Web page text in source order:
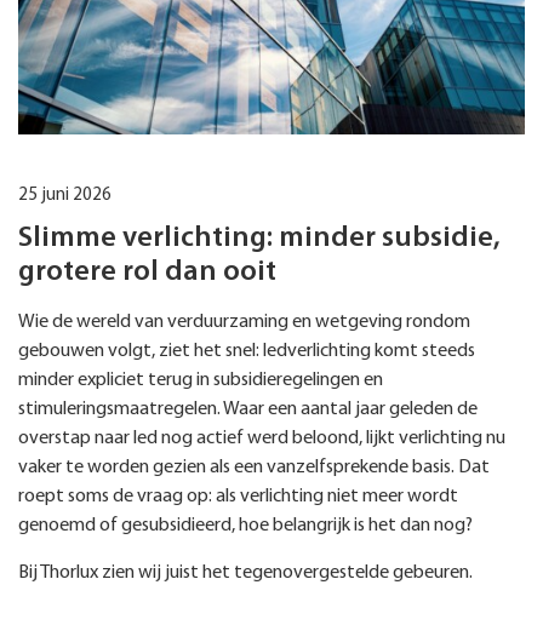
25 juni 2026
Slimme verlichting: minder subsidie,
grotere rol dan ooit
Wie de wereld van verduurzaming en wetgeving rondom
gebouwen volgt, ziet het snel: ledverlichting komt steeds
minder expliciet terug in subsidieregelingen en
stimuleringsmaatregelen. Waar een aantal jaar geleden de
overstap naar led nog actief werd beloond, lijkt verlichting nu
vaker te worden gezien als een vanzelfsprekende basis. Dat
roept soms de vraag op: als verlichting niet meer wordt
genoemd of gesubsidieerd, hoe belangrijk is het dan nog?
Bij Thorlux zien wij juist het tegenovergestelde gebeuren.